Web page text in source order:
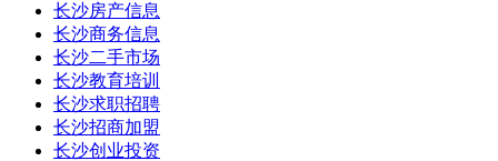
长沙房产信息
长沙商务信息
长沙二手市场
长沙教育培训
长沙求职招聘
长沙招商加盟
长沙创业投资